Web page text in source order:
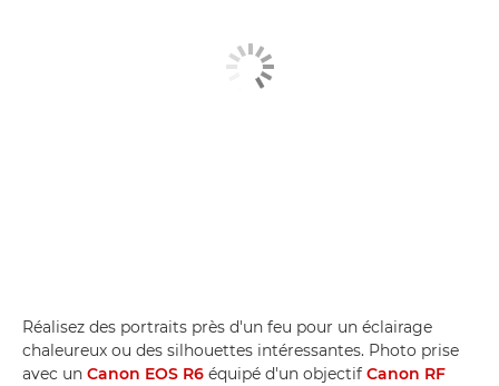
Réalisez des portraits près d'un feu pour un éclairage
chaleureux ou des silhouettes intéressantes. Photo prise
avec un Canon EOS R6 équipé d'un objectif Canon RF